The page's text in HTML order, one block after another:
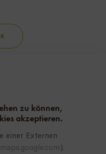
zu können,
akzeptieren.
einer Externen
maps.google.com).